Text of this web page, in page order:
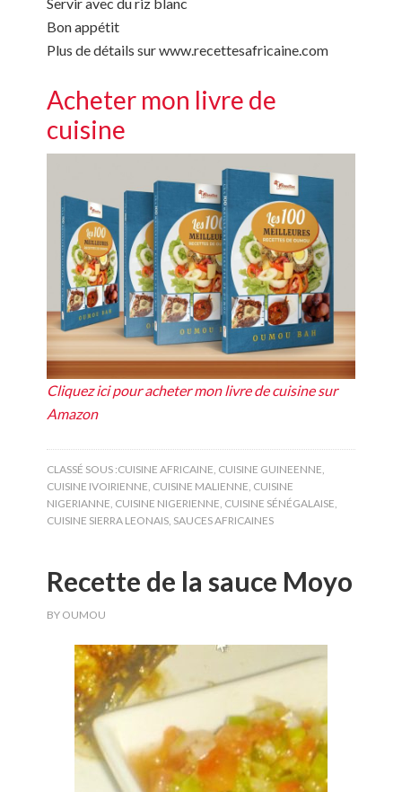
Servir avec du riz blanc
Bon appétit
Plus de détails sur www.recettesafricaine.com
Acheter mon livre de
cuisine
Cliquez ici pour acheter mon livre de cuisine sur
Amazon
CLASSÉ SOUS :CUISINE AFRICAINE CUISINE GUINEENNE
CUISINE IVOIRIENNE CUISINE MALIENNE CUISINE
NIGERIANNE CUISINE NIGERIENNE CUISINE SÉNÉGALAISE
CUISINE SIERRA LEONAIS SAUCES AFRICAINES
Recette de la sauce Moyo
BY OUMOU